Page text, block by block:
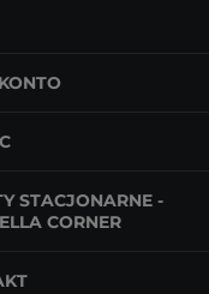
STACJONARNE -
CORNER